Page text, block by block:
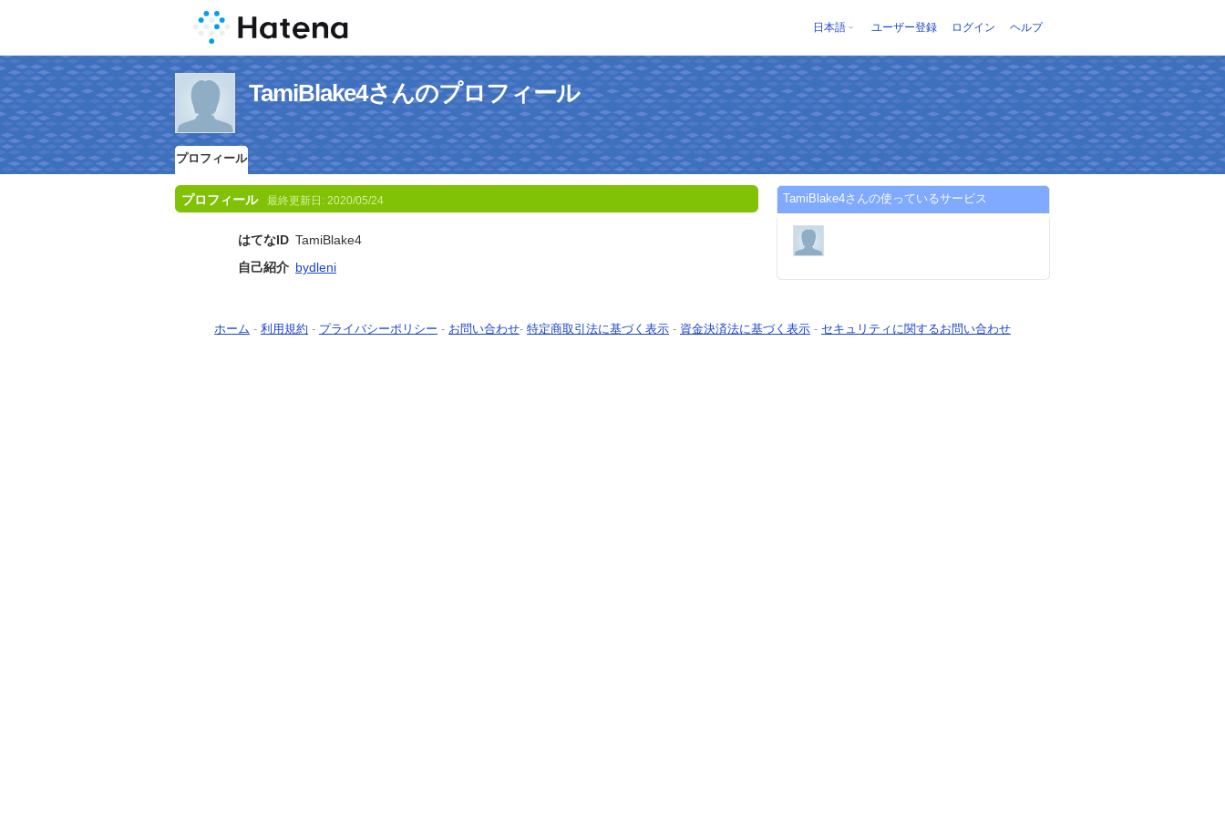
日本語 ユーザー登録 ログイン ヘルプ
TamiBlake4さんのプロフィール
プロフィール
プロフィール 最終更新日: 2020/05/24
はてなID TamiBlake4
自己紹介 bydleni
TamiBlake4さんの使っているサービス
ホーム - 利用規約 - プライバシーポリシー - お問い合わせ- 特定商取引法に基づく表示 - 資金決済法に基づく表示 - セキュリティに関するお問い合わせ